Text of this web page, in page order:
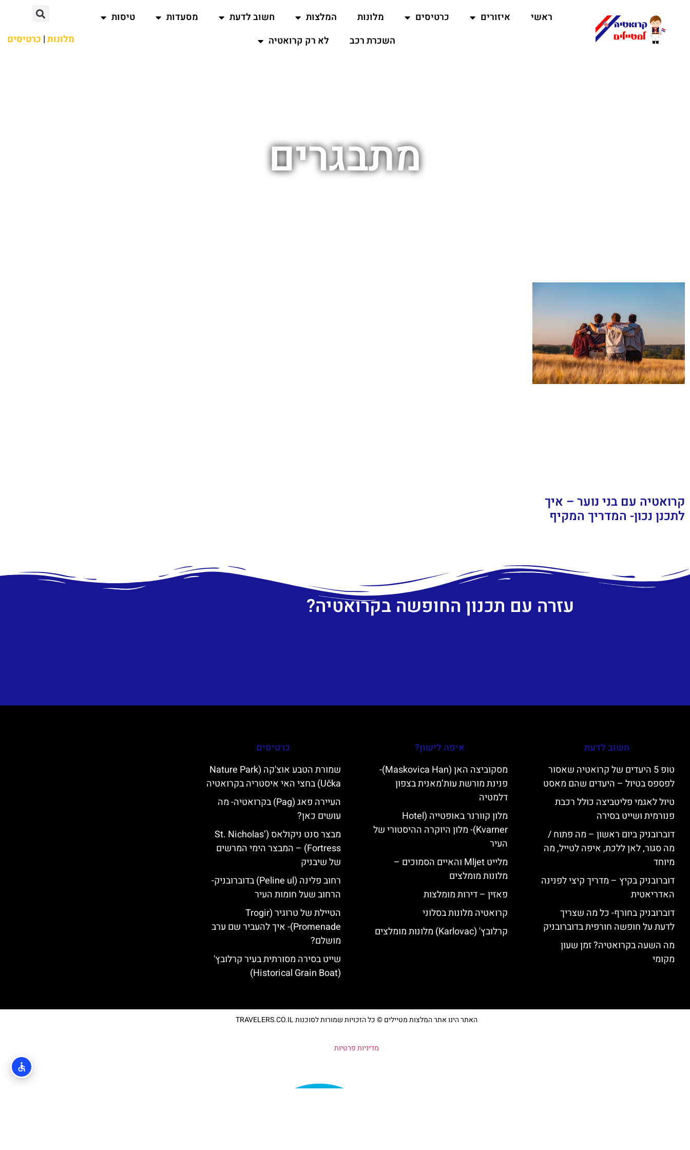
ראשי איזורים כרטיסים מלונות המלצות חשוב לדעת מסעדות
טיסות
השכרת רכב
לא רק קרואטיה מלונות| כרטיסים
מתבגרים
קרואטיה עם בני נוער – איך
לתכנן נכון- המדריך המקיף
עזרה עם תכנון החופשה בקרואטיה?
חשוב לדעת
טופ 5 היעדים של קרואטיה שאסור
לפספס בטיול – היעדים שהם מאסט
טיול לאגמי פליטביצה כולל רכבת
פנורמית ושייט בסירה
דוברובניק ביום ראשון – מה פתוח /
מה סגור, לאן ללכת, איפה לטייל, מה
מיוחד
דוברובניק בקיץ – מדריך קיצי לפנינה
האדריאטית
דוברובניק בחורף- כל מה שצריך
לדעת על חופשה חורפית בדוברובניק
מה השעה בקרואטיה? זמן שעון
מקומי
איפה לישון?
מסקוביצה האן (Maskovica Han)-
פנינת מורשת עות’מאנית בצפון
דלמטיה
מלון קוורנר באופטייה (Hotel
Kvarner)- מלון היוקרה ההיסטורי של
העיר
מלייט Mljet והאיים הסמוכים –
מלונות מומלצים
פאזין – דירות מומלצות
קרואטיה מלונות בסלוני
קרלובץ' (Karlovac) מלונות מומלצים
כרטיסים
שמורת הטבע אוצ'קה (Nature Park
Učka) בחצי האי איסטריה בקרואטיה
העיירה פאג (Pag) בקרואטיה- מה
עושים כאן?
מבצר סנט ניקולאס (St. Nicholas’
Fortress) – המבצר הימי המרשים
של שיבניק
רחוב פלינה (Peline ul) בדוברובניק-
הרחוב שעל חומות העיר
הטיילת של טרוגיר (Trogir
Promenade)- איך להעביר שם ערב
מושלם?
שייט בסירה מסורתית בעיר קרלובץ'
(Historical Grain Boat)
האתר הינו אתר המלצות מטיילים © כל הזכויות שמורות לסוכנות TRAVELERS.CO.IL
מדיניות פרטיות